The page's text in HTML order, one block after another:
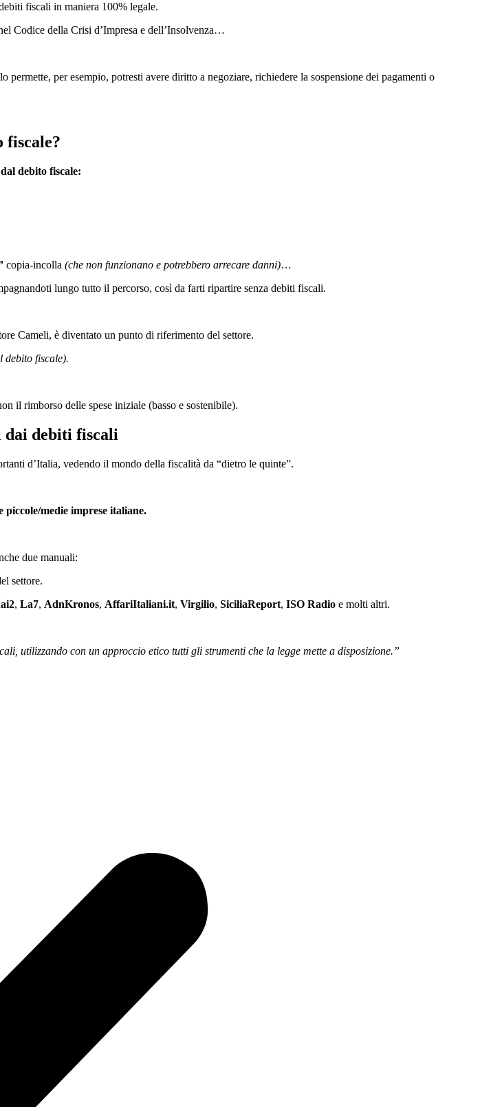
fiscali in maniera 100% legale.
Codice della Crisi d’Impresa e dell’Insolvenza…
permette, per esempio, potresti avere diritto a negoziare, richiedere la sospensione dei pagamenti o
fiscale?
debito fiscale:
copia-incolla (che non funzionano e potrebbero arrecare danni)…
lungo tutto il percorso, così da farti ripartire senza debiti fiscali.
Cameli, è diventato un punto di riferimento del settore.
debito fiscale).
il rimborso delle spese iniziale (basso e sostenibile).
dai debiti fiscali
d’Italia, vedendo il mondo della fiscalità da “dietro le quinte”.
piccole/medie imprese italiane.
due manuali:
settore.
, La7, AdnKronos, AffariItaliani.it, Virgilio, SiciliaReport, ISO Radio e molti altri.
utilizzando con un approccio etico tutti gli strumenti che la legge mette a disposizione.”